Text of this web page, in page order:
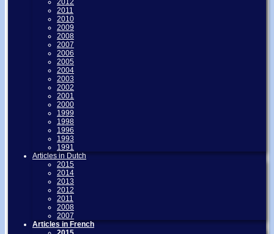
2012
2011
2010
2009
2008
2007
2006
2005
2004
2003
2002
2001
2000
1999
1998
1996
1993
1991
Articles in Dutch
2015
2014
2013
2012
2011
2008
2007
Articles in French